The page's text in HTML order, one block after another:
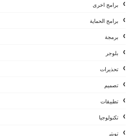
برامج اخرى
برامج الحماية
برمجة
بلوجر
تحذيرات
تصميم
تطبيقات
تكنولوجيا
تويتر